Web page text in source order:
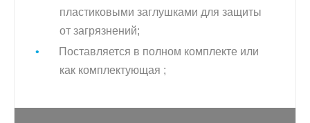
пластиковыми заглушками для защиты
от загрязнений;
Поставляется в полном комплекте или
как комплектующая ;